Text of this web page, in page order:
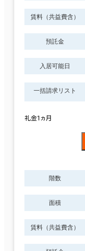
賃料（共益費含）
預託金
入居可能日
一括請求リスト
礼金1ヵ月
階数
面積
賃料（共益費含）